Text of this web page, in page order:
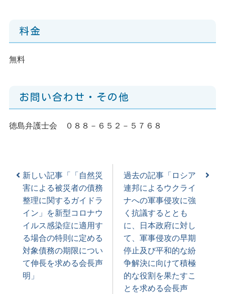
料金
無料
お問い合わせ・その他
徳島弁護士会 ０８８－６５２－５７６８
過去の記事「ロシア
連邦によるウクライ
ナへの軍事侵攻に強
く抗議するととも
に、日本政府に対し
て、軍事侵攻の早期
停止及び平和的な紛
争解決に向けて積極
的な役割を果たすこ
とを求める会長声
新しい記事「「自然災
害による被災者の債務
整理に関するガイドラ
イン」を新型コロナウ
イルス感染症に適用す
る場合の特則に定める
対象債務の期限につい
て伸長を求める会長声
明」